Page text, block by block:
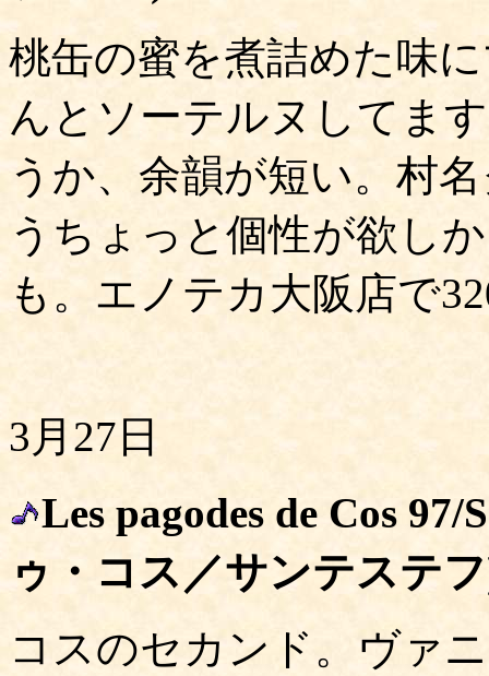
桃缶の蜜を煮詰めた味
んとソーテルヌしてま
うか、余韻が短い。村
うちょっと個性が欲し
も。エノテカ大阪店で
3月27日
Les pagodes de Cos
ゥ・コス／サンテステ
コスのセカンド。ヴァ